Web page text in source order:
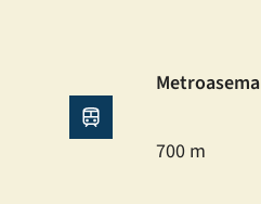
Metroasema
700 m